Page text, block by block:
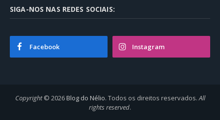
SIGA-NOS NAS REDES SOCIAIS:
Facebook Instagram
Copyright© 2026Blog do Nélio. Todos os direitos reservados.All
rights reserved.